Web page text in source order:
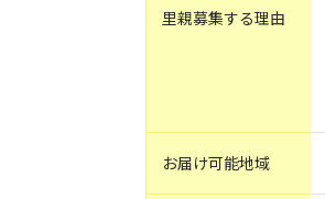
里親募集する理由
お届け可能地域